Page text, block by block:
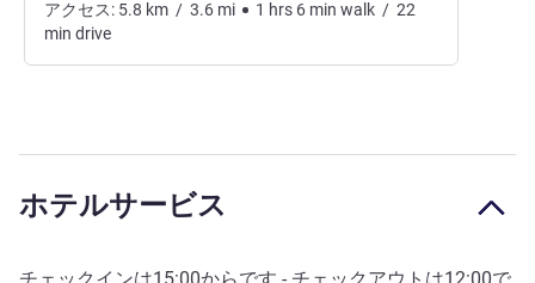
アクセス: 5.8 km / 3.6 mi 1 hrs 6 min walk / 22
min drive
ホテルサービス